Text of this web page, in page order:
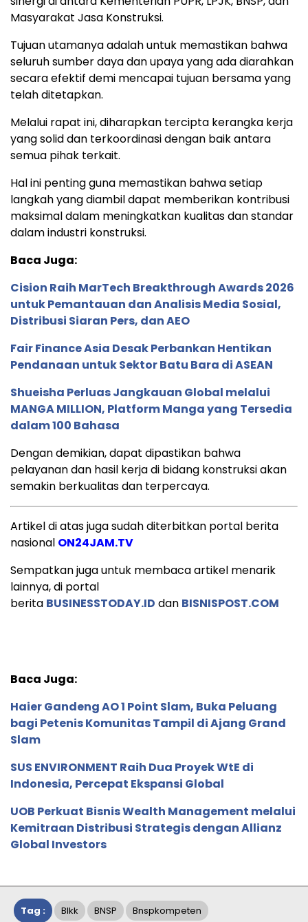
Masyarakat Jasa Konstruksi.
Tujuan utamanya adalah untuk memastikan bahwa
seluruh sumber daya dan upaya yang ada diarahkan
secara efektif demi mencapai tujuan bersama yang
telah ditetapkan.
Melalui rapat ini, diharapkan tercipta kerangka kerja
yang solid dan terkoordinasi dengan baik antara
semua pihak terkait.
Hal ini penting guna memastikan bahwa setiap
langkah yang diambil dapat memberikan kontribusi
maksimal dalam meningkatkan kualitas dan standar
dalam industri konstruksi.
Baca Juga:
Cision Raih MarTech Breakthrough Awards 2026
untuk Pemantauan dan Analisis Media Sosial,
Distribusi Siaran Pers, dan AEO
Fair Finance Asia Desak Perbankan Hentikan
Pendanaan untuk Sektor Batu Bara di ASEAN
Shueisha Perluas Jangkauan Global melalui
MANGA MILLION, Platform Manga yang Tersedia
dalam 100 Bahasa
Dengan demikian, dapat dipastikan bahwa
pelayanan dan hasil kerja di bidang konstruksi akan
semakin berkualitas dan terpercaya.
Artikel di atas juga sudah diterbitkan portal berita
nasional ON24JAM.TV
Sempatkan juga untuk membaca artikel menarik
lainnya, di portal
berita BUSINESSTODAY.ID dan BISNISPOST.COM
Baca Juga:
Haier Gandeng AO 1 Point Slam, Buka Peluang
bagi Petenis Komunitas Tampil di Ajang Grand
Slam
SUS ENVIRONMENT Raih Dua Proyek WtE di
Indonesia, Percepat Ekspansi Global
UOB Perkuat Bisnis Wealth Management melalui
Kemitraan Distribusi Strategis dengan Allianz
Global Investors
Tag : Blkk BNSP Bnspkompeten